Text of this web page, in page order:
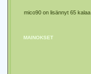
mico90 on lisännyt 65 kalaa
MAINOKSET